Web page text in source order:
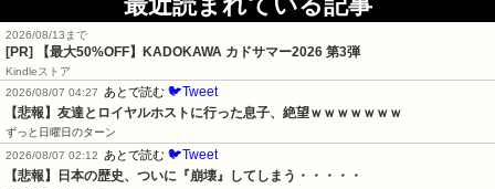
2026/08/13まで
[PR] 【最大50%OFF】KADOKAWA カドサマー2026 第3弾
Kindleストア
2026/08/07 04:27
あとで読む 🐦Tweet
【悲報】友達とロイヤルホストに行った息子、絶望ｗｗｗｗｗｗｗ
ずっと日曜日のターン
2026/08/07 02:12
あとで読む 🐦Tweet
【悲報】日本の歴史、ついに『崩壊』してしまう・・・・・